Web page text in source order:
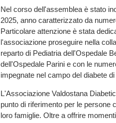
Nel corso dell'assemblea è stato
2025, anno caratterizzato da
Particolare attenzione è stata
l'associazione proseguire nella
reparto di Pediatria dell'Ospedale
dell'Ospedale Parini e con le
impegnate nel campo del diabete di
L'Associazione Valdostana
punto di riferimento per le persone
loro famiglie. Oltre a offrire